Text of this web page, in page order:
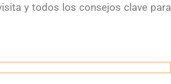
y todos los consejos clave para